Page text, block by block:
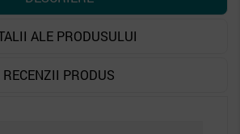
ALE PRODUSULUI
RECENZII PRODUS